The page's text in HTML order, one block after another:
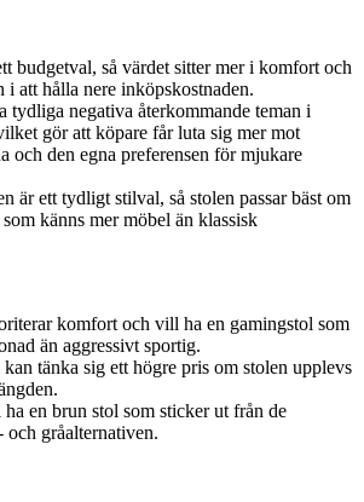
budgetval, så värdet sitter mer i komfort och
i att hålla nere inköpskostnaden.
tydliga negativa återkommande teman i
gör att köpare får luta sig mer mot
och den egna preferensen för mjukare
är ett tydligt stilval, så stolen passar bäst om
känns mer möbel än klassisk
komfort och vill ha en gamingstol som
än aggressivt sportig.
tänka sig ett högre pris om stolen upplevs
en brun stol som sticker ut från de
och gråalternativen.